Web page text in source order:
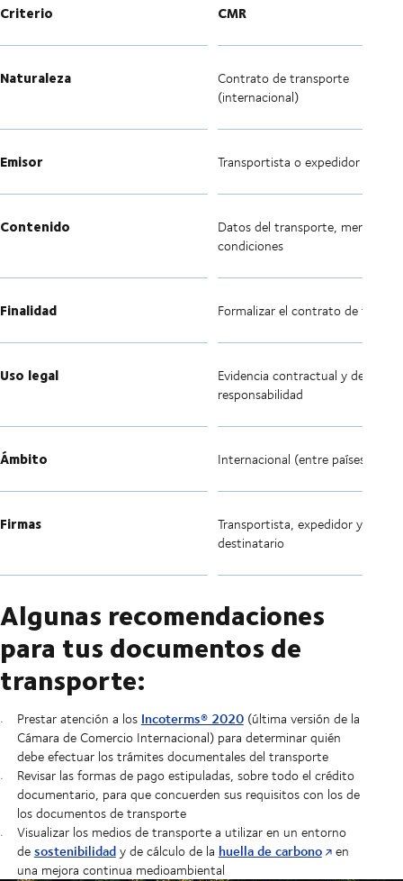
Criterio CMR
Naturaleza
Contrato de transporte
(internacional)
Emisor Transportista o expedidor
Contenido
Datos del transporte, mercancía
condiciones
Finalidad Formalizar el contrato de
Uso legal
Evidencia contractual y de
responsabilidad
Ámbito Internacional (entre países
Firmas
Transportista, expedidor y
destinatario
Algunas recomendaciones
para tus documentos de
transporte:
Prestar atención a los Incoterms® 2020(última versión de la
Cámara de Comercio Internacional) para determinar quién
debe efectuar los trámites documentales del transporte
Revisar las formas de pago estipuladas, sobre todo el crédito
documentario, para que concuerden sus requisitos con los de
los documentos de transporte
Visualizar los medios de transporte a utilizar en un entorno
desostenibilidady de cálculo de la huella de carbono en
una mejora continua medioambiental